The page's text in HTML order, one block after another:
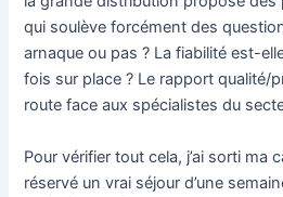
qui soulève forcément des
arnaque ou pas ? La fiabilité est-
fois sur place ? Le rapport qualité/
route face aux spécialistes du
Pour vérifier tout cela, j’ai sorti ma
réservé un vrai séjour d’une